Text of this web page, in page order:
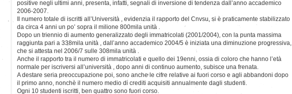
positive negli ultimi anni, presenta, infatti, segnali di inversione di tendenza dall’anno accademico
2006-2007.
Il numero totale di iscritti all’Università , evidenzia il rapporto del Cnvsu, si è praticamente stabilizzato
da circa 4 anni un po’ sopra il milione 800mila unità .
Dopo un triennio di aumento generalizzato degli immatricolati (2001/2004), con la punta massima
raggiunta pari a 338mila unità , dall’anno accademico 2004/5 è iniziata una diminuzione progressiva,
che si attesta nel 2006/7 sulle 308mila unità .
Anche il rapporto tra il numero di immatricolati e quello dei 19enni, ossia di coloro che hanno l’età
normale per iscriversi all’università , dopo anni di continuo aumento, subisce una frenata.
A destare seria preoccupazione poi, sono anche le cifre relative ai fuori corso e agli abbandoni dopo
il primo anno, nonchè il numero medio di crediti acquisiti annualmente dagli studenti.
Ogni 10 studenti iscritti, ben quattro sono fuori corso.